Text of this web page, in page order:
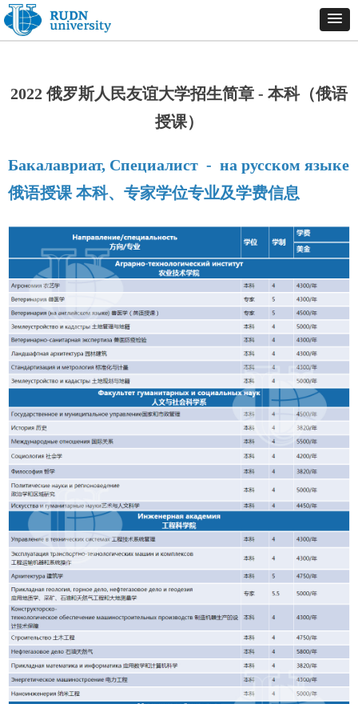
2022 俄罗斯人民友谊大学招生简章 - 本科（俄语
授课）
Бакалавриат, Специалист - на русском языке
俄语授课 本科、专家学位专业及学费信息